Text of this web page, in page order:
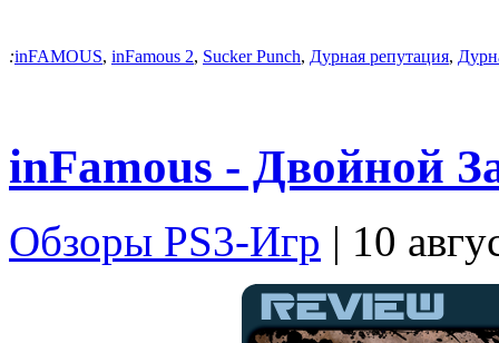
:inFAMOUS, inFamous 2, Sucker Punch, Дурная репутация,
inFamous - Двойной
Обзоры PS3-Игр | 10